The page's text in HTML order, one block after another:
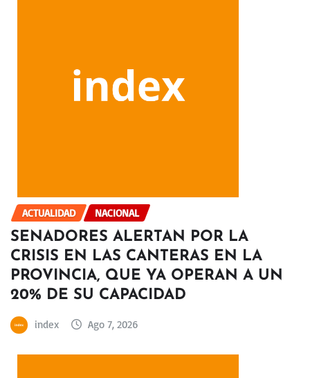
ACTUALIDAD NACIONAL
SENADORES ALERTAN POR LA
CRISIS EN LAS CANTERAS EN LA
PROVINCIA, QUE YA OPERAN A UN
20% DE SU CAPACIDAD
index Ago 7, 2026